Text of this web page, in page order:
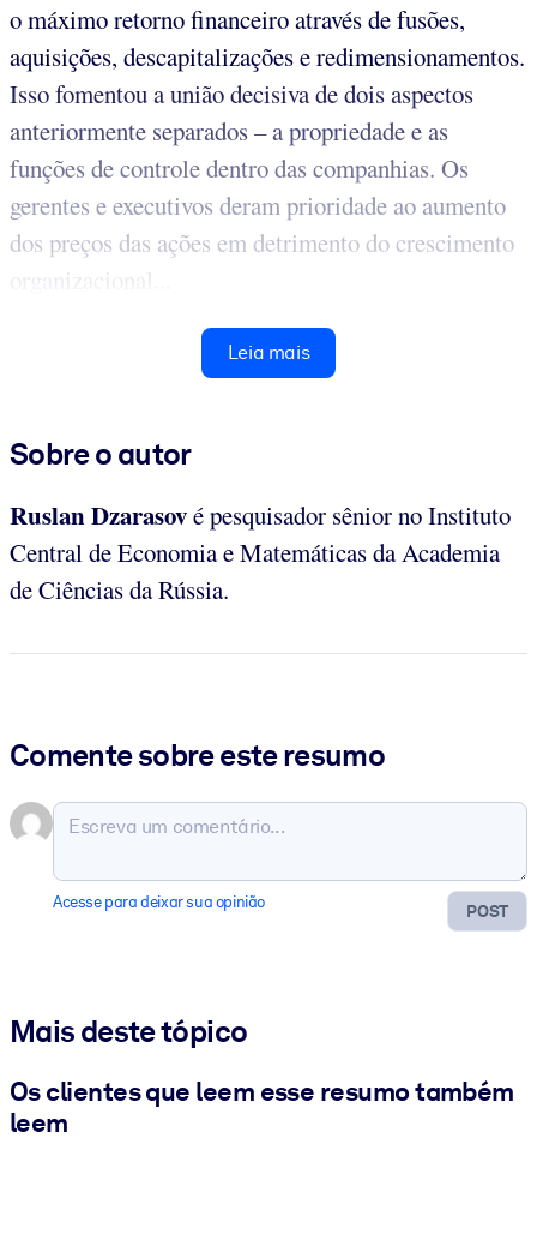
o máximo retorno financeiro através de fusões,
aquisições, descapitalizações e redimensionamentos.
Isso fomentou a união decisiva de dois aspectos
anteriormente separados – a propriedade e as
funções de controle dentro das companhias. Os
gerentes e executivos deram prioridade ao aumento
dos preços das ações em detrimento do crescimento
organizacional...
Leia mais
Sobre o autor
Ruslan Dzarasové pesquisador sênior no Instituto
Central de Economia e Matemáticas da Academia
de Ciências da Rússia.
Comente sobre este resumo
POST
Acesse para deixar sua opinião
Mais deste tópico
Os clientes que leem esse resumo também
leem